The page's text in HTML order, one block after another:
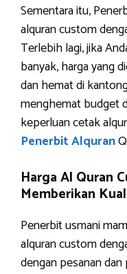
Sementara itu,
alquran custom
Terlebih lagi, jika
banyak, harga yang
dan hemat di
menghemat budget
keperluan cetak
Penerbit Alquran
Harga Al Quran
Memberikan
Penerbit usmani
alquran custom
dengan pesanan